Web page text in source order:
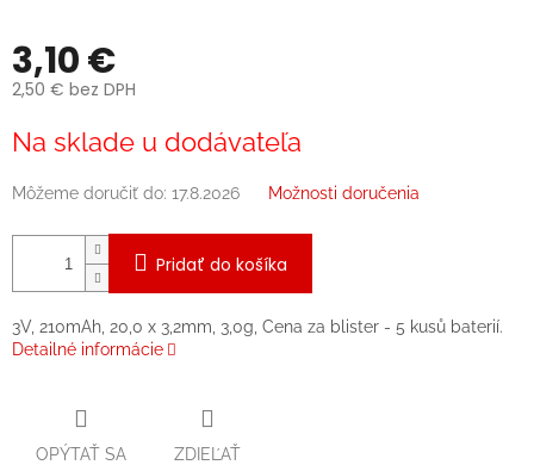
3,10 €
2,50 € bez DPH
cena:
Na sklade u dodávateľa
Môžeme doručiť do: 17.8.2026 Možnosti doručenia
Pridať do košíka
3V, 210mAh, 20,0 x 3,2mm, 3,0g, Cena za blister - 5 kusů baterií.
Detailné informácie
OPÝTAŤ SA ZDIEĽAŤ